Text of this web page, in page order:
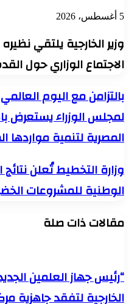
5 أغسطس، 2026
وزير الخارجية يلتقي
الاجتماع الوزاري حول
بالتزامن
مع
اليوم
العالمي
للمياه..المركز
الوزراء
يستعرض
بالإنفوجراف
الدولة
المصرية
بالتزامن مع اليوم
لمجلس الوزراء يستعرض
المصرية لتنمية مواردها
وزارة
التخطيط
تُعلن
نتائج
الثالثة
للمشروعات
الخضراء
الذكية
وزارة التخطيط تُعلن نتائج
الوطنية للمشروعات
مقالات ذات صلة
“رئيس جهاز العلمين
الخارجية لتفقد جاهزية